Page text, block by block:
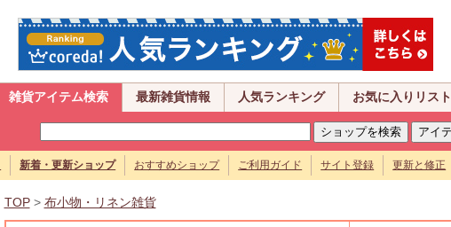
雑貨アイテム検索 最新雑貨情報 人気ランキング お気に入りリスト
新着・更新ショップ おすすめショップ ご利用ガイド サイト登録 更新と修正
TOP> 布小物・リネン雑貨